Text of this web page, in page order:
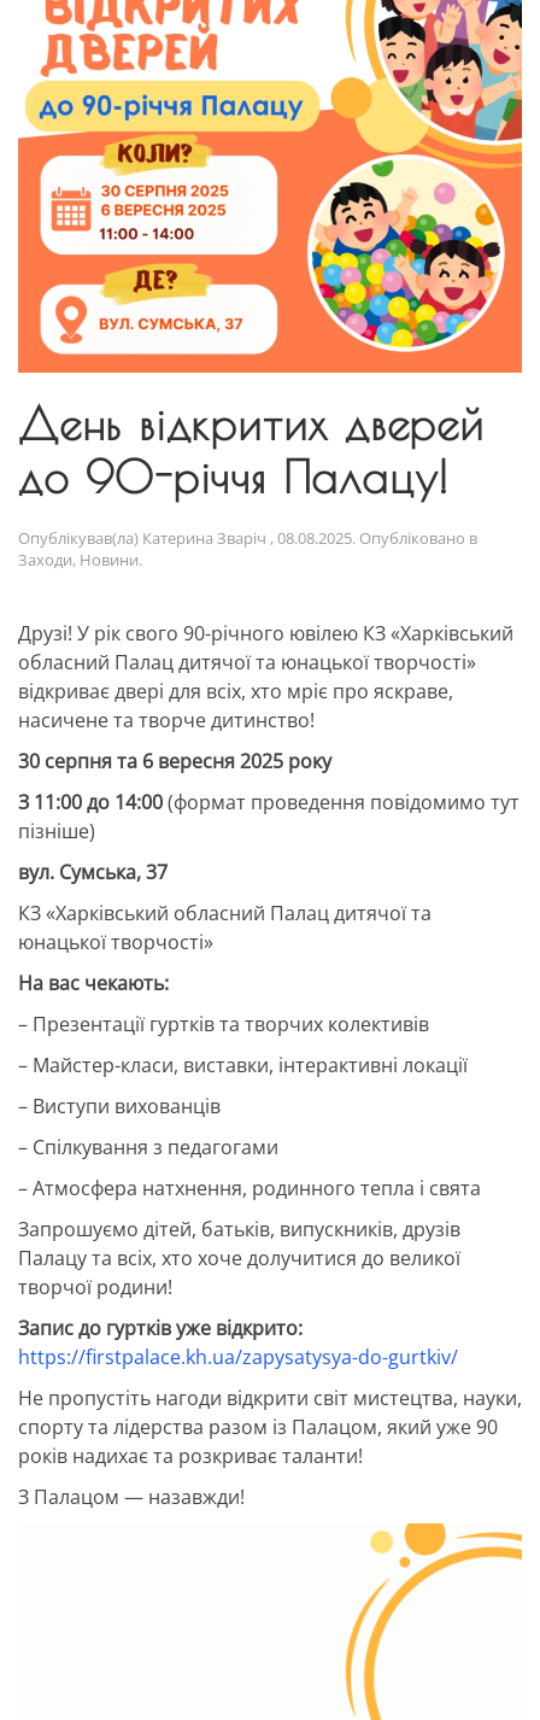
День відкритих дверей
до 90-річчя Палацу!
Опублікував(ла) Катерина Зваріч ,08.08.2025. Опубліковано в
Заходи, Новини.
Друзі! У рік свого 90-річного ювілею КЗ «Харківський
обласний Палац дитячої та юнацької творчості»
відкриває двері для всіх, хто мріє про яскраве,
насичене та творче дитинство!
30 серпня та 6 вересня 2025 року
З 11:00 до 14:00(формат проведення повідомимо тут
пізніше)
вул. Сумська, 37
КЗ «Харківський обласний Палац дитячої та
юнацької творчості»
На вас чекають:
– Презентації гуртків та творчих колективів
– Майстер-класи, виставки, інтерактивні локації
– Виступи вихованців
– Спілкування з педагогами
– Атмосфера натхнення, родинного тепла і свята
Запрошуємо дітей, батьків, випускників, друзів
Палацу та всіх, хто хоче долучитися до великої
творчої родини!
Запис до гуртків уже відкрито:
https://firstpalace.kh.ua/zapysatysya-do-gurtkiv/
Не пропустіть нагоди відкрити світ мистецтва, науки,
спорту та лідерства разом із Палацом, який уже 90
років надихає та розкриває таланти!
З Палацом — назавжди!